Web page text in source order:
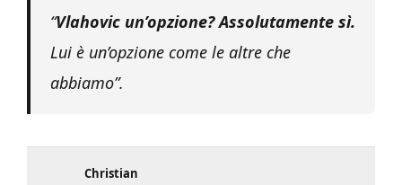
“Vlahovic un’opzione? Assolutamente sì.
Lui è un’opzione come le altre che
abbiamo”.
Christian